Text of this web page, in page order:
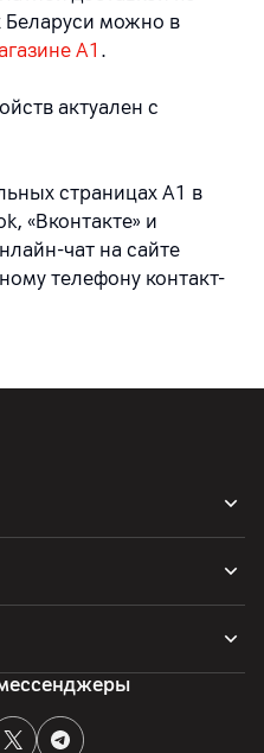
Беларуси можно в
А1 .
актуален с
страницах A1 в
«Вконтакте» и
чат на сайте
телефону контакт-